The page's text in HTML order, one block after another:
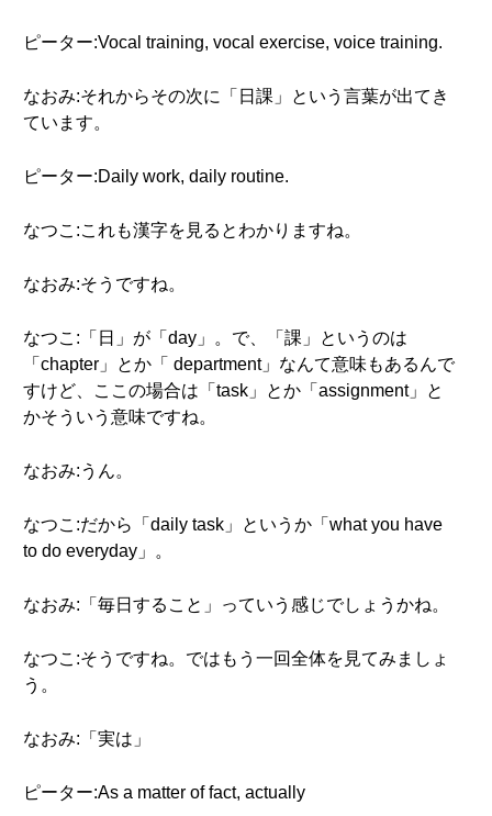
ピーター:Vocal training, vocal exercise, voice training.
なおみ:それからその次に「日課」という言葉が出てき
ています。
ピーター:Daily work, daily routine.
なつこ:これも漢字を見るとわかりますね。
なおみ:そうですね。
なつこ:「日」が「day」。で、「課」というのは
「chapter」とか「 department」なんて意味もあるんで
すけど、ここの場合は「task」とか「assignment」と
かそういう意味ですね。
なおみ:うん。
なつこ:だから「daily task」というか「what you have
to do everyday」。
なおみ:「毎日すること」っていう感じでしょうかね。
なつこ:そうですね。ではもう一回全体を見てみましょ
う。
なおみ:「実は」
ピーター:As a matter of fact, actually